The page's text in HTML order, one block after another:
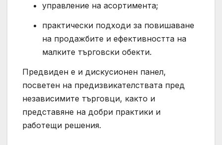
управление на асортимента;
практически подходи за повишаване
на продажбите и ефективността на
малките търговски обекти.
Предвиден е и дискусионен панел,
посветен на предизвикателствата пред
независимите търговци, както и
представяне на добри практики и
работещи решения.